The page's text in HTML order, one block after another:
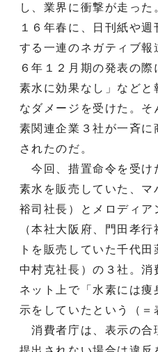
し、業界に衝撃が走った
１６年春に、日刊紙や
する一連のネガティブ報
６年１２月期の発表の
素水に効果なし」などと
なダメージを受けた。
素関連企業３社が一斉に
されたのだ。
今回、措置命令を受け
素水を販売していた、マ
裕司社長）とメロディア
（本社大阪府、門田孝
トを販売していた千代田
中村克社長）の３社。消
ネット上で「水素には
示をしていたという（＝
消費者庁は、表示の合